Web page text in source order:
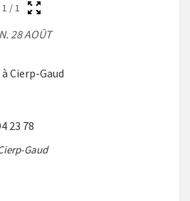
1 /1
28 AOÛT
Cierp-Gaud
23 78
Gaud